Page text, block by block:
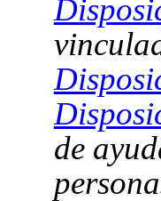
de